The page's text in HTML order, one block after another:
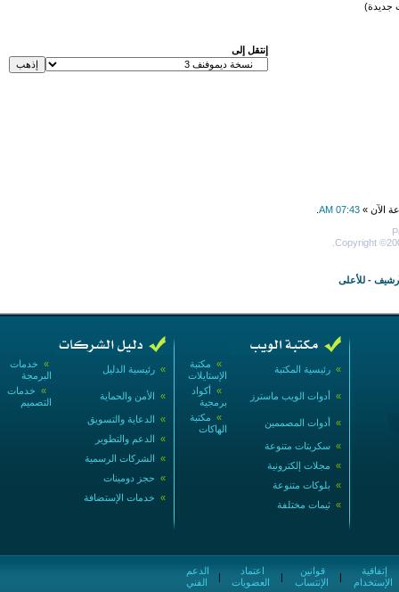
جديدة)
إنتقل إلى
الآن » 07:43 AM
Copyright
- للأعلى
» خدمات
البرمجة
» رئيسية الدليل
» خدمات
التصميم
» الأمن والحماية
» الدعاية والتسويق
» الدعم والتطوير
» الشركات الرسمية
» حجز دومينات
» خدمات الإستضافة
» مكتبة
الإستايلات
» رئيسية المكتبة
» أكواد
برمجية
» أدوات الويب ماسترز
» مكتبة
الهاكات
» أدوات المصممين
» سكربتات متنوعة
» مجلات إلكترونية
» بلوكات متنوعة
» ثيمات مختلفة
الفني
|
العضويات
|
الإنتساب
|
الإستخدام